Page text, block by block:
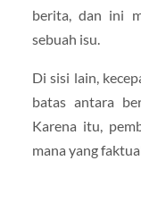
berita, dan ini
sebuah isu.
Di sisi lain,
batas antara
Karena itu,
mana yang